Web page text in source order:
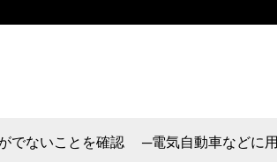
でないことを確認 ─電気自動車などに